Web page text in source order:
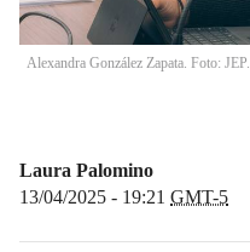
Alexandra González Zapata. Foto: JEP.
Laura Palomino
13/04/2025 - 19:21 GMT-5